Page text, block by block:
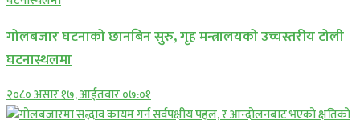
गोलबजार घटनाको छानबिन सुरु, गृह मन्त्रालयको उच्चस्तरीय टोली
घटनास्थलमा
२०८० असार १७, आईतवार ०७:०१